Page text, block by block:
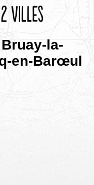
la-
en-Barœul